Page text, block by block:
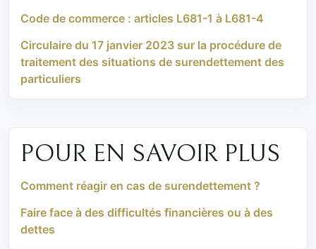
Code de commerce : articles L681-1 à L681-4
Circulaire du 17 janvier 2023 sur la procédure de
traitement des situations de surendettement des
particuliers
POUR EN SAVOIR PLUS
Comment réagir en cas de surendettement ?
Faire face à des difficultés financières ou à des
dettes